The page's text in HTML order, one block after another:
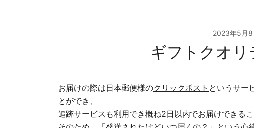
2023年5月8
ギフトクオ
お届けの際は日本郵便様のクリックポスト というサー
とができ、
追跡サービスも利用でき概ね2日以内でお届けできる